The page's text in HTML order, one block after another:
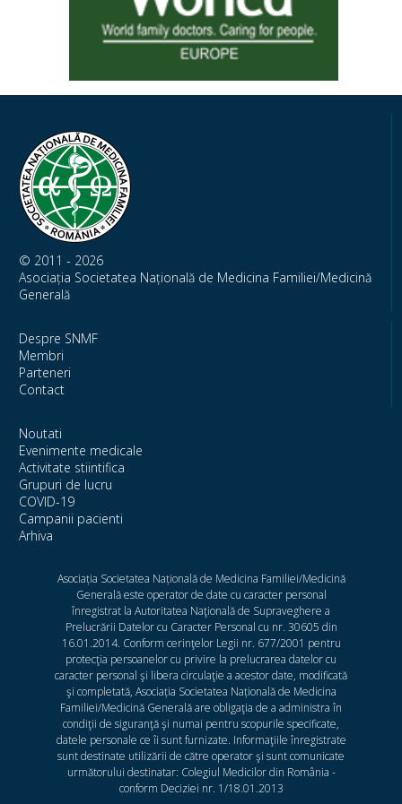
© 2011 - 2026
Asociația Societatea Națională de Medicina Familiei/Medicină
Generală
Despre SNMF
Membri
Parteneri
Contact
Noutati
Evenimente medicale
Activitate stiintifica
Grupuri de lucru
COVID-19
Campanii pacienti
Arhiva
Asociația Societatea Națională de Medicina Familiei/Medicină
Generală este operator de date cu caracter personal
înregistrat la Autoritatea Naţională de Supraveghere a
Prelucrării Datelor cu Caracter Personal cu nr. 30605 din
16.01.2014. Conform cerinţelor Legii nr. 677/2001 pentru
protecţia persoanelor cu privire la prelucrarea datelor cu
caracter personal şi libera circulaţie a acestor date, modificată
şi completată, Asociația Societatea Națională de Medicina
Familiei/Medicină Generală are obligaţia de a administra în
condiţii de siguranţă şi numai pentru scopurile specificate,
datele personale ce îi sunt furnizate. Informaţiile înregistrate
sunt destinate utilizării de către operator şi sunt comunicate
următorului destinatar: Colegiul Medicilor din România -
conform Deciziei nr. 1/18.01.2013